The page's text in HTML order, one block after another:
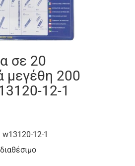
σε 20
μεγέθη 200
12-1
w13120-12-1